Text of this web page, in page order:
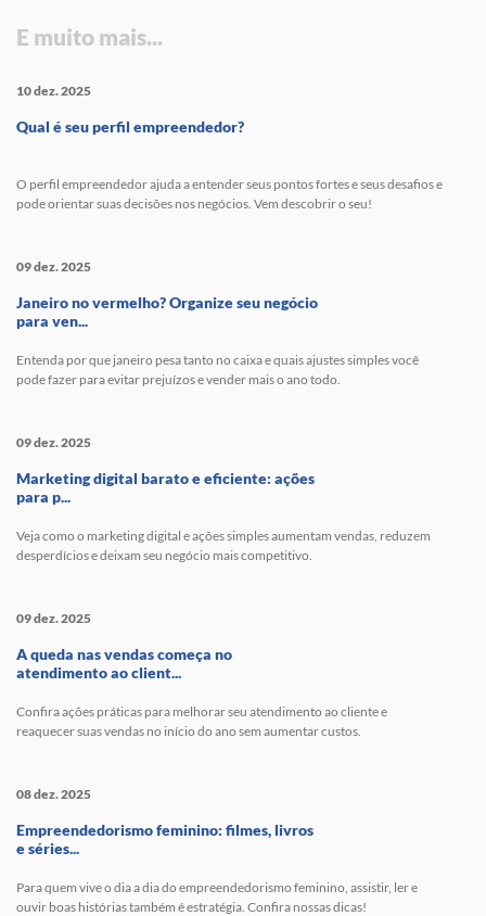
E muito mais...
10 dez. 2025
Qual é seu perfil empreendedor?
O perfil empreendedor ajuda a entender seus pontos fortes e seus desafios e
pode orientar suas decisões nos negócios. Vem descobrir o seu!
09 dez. 2025
Janeiro no vermelho? Organize seu negócio
para ven...
Entenda por que janeiro pesa tanto no caixa e quais ajustes simples você
pode fazer para evitar prejuízos e vender mais o ano todo.
09 dez. 2025
Marketing digital barato e eficiente: ações
para p...
Veja como o marketing digital e ações simples aumentam vendas, reduzem
desperdícios e deixam seu negócio mais competitivo.
09 dez. 2025
A queda nas vendas começa no
atendimento ao client...
Confira ações práticas para melhorar seu atendimento ao cliente e
reaquecer suas vendas no início do ano sem aumentar custos.
08 dez. 2025
Empreendedorismo feminino: filmes, livros
e séries...
Para quem vive o dia a dia do empreendedorismo feminino, assistir, ler e
ouvir boas histórias também é estratégia. Confira nossas dicas!